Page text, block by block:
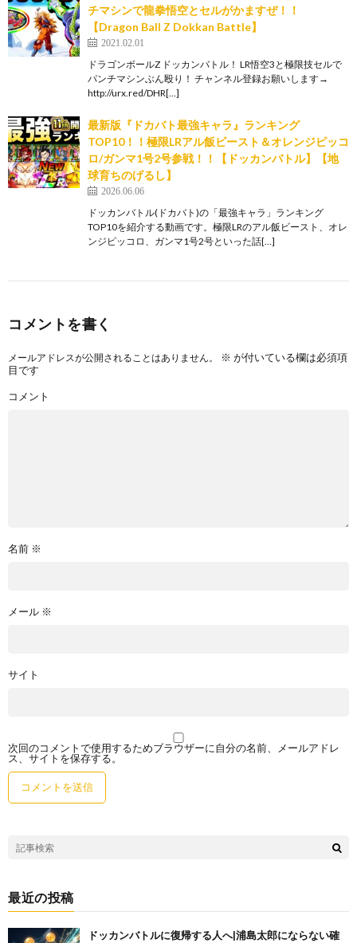
チマシンで龍拳悟空とセルがかますぜ！！
【Dragon Ball Z Dokkan Battle】
2021.02.01
ドラゴンボールZ ドッカンバトル！ LR悟空3と極限技セルで
パンチマシンぶん殴り！ チャンネル登録お願いします→
http://urx.red/DHR[…]
最新版『ドカバト最強キャラ』ランキング
TOP10！！極限LRアル飯ビースト＆オレンジピッコ
ロ/ガンマ1号2号参戦！！【ドッカンバトル】【地
球育ちのげるし】
2026.06.06
ドッカンバトル(ドカバト)の「最強キャラ」ランキング
TOP10を紹介する動画です。極限LRのアル飯ビースト、オレ
ンジピッコロ、ガンマ1号2号といった話[…]
コメントを書く
メールアドレスが公開されることはありません。 ※ が付いている欄は必須項
目です
コメント
名前 ※
メール ※
サイト
次回のコメントで使用するためブラウザーに自分の名前、メールアドレ
ス、サイトを保存する。
最近の投稿
ドッカンバトルに復帰する人へ|浦島太郎にならない確